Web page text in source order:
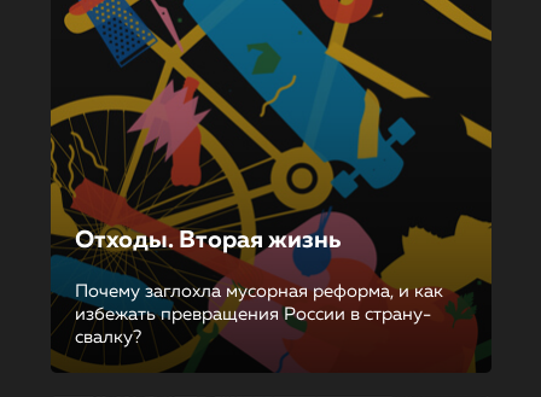
Отходы. Вторая жизнь
Почему заглохла мусорная реформа, и как
избежать превращения России в страну-
свалку?